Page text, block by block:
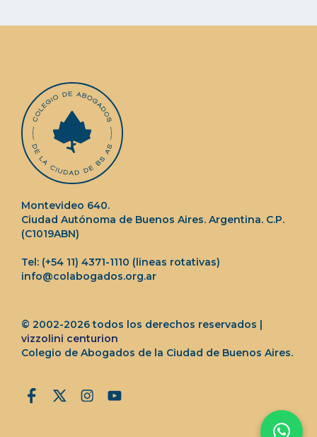
Montevideo 640.
Ciudad Autónoma de Buenos Aires. Argentina. C.P.
(C1019ABN)
Tel: (+54 11) 4371-1110 (lineas rotativas)
info@colabogados.org.ar
© 2002-2026 todos los derechos reservados |
vizzolini centurion
Colegio de Abogados de la Ciudad de Buenos Aires.